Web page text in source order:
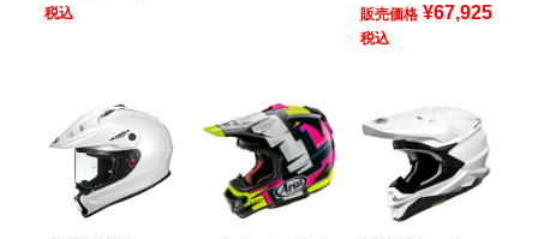
税込 販売価格 ¥67,925
税込